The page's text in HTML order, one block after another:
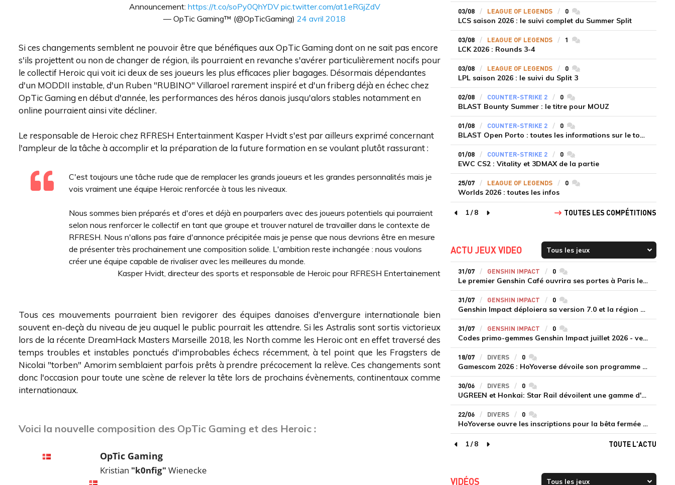
Announcement: https://t.co/soPy0QhYDV pic.twitter.com/at1eRGjZdV
— OpTic Gaming™ (@OpTicGaming)24 avril 2018
Si ces changements semblent ne pouvoir être que bénéfiques aux OpTic Gaming dont on ne sait pas encore
s'ils projettent ou non de changer de région, ils pourraient en revanche s'avérer particulièrement nocifs pour
le collectif Heroic qui voit ici deux de ses joueurs les plus efficaces plier bagages. Désormais dépendantes
d'un MODDII instable, d'un Ruben "RUBINO" Villaroel rarement inspiré et d'un friberg déjà en échec chez
OpTic Gaming en début d'année, les performances des héros danois jusqu'alors stables notamment en
online pourraient ainsi vite décliner.
Le responsable de Heroic chez RFRESH Entertainment Kasper Hvidt s'est par ailleurs exprimé concernant
l'ampleur de la tâche à accomplir et la préparation de la future formation en se voulant plutôt rassurant :
C'est toujours une tâche rude que de remplacer les grands joueurs et les grandes personnalités mais je
vois vraiment une équipe Heroic renforcée à tous les niveaux.
Nous sommes bien préparés et d'ores et déjà en pourparlers avec des joueurs potentiels qui pourraient
selon nous renforcer le collectif en tant que groupe et trouver naturel de travailler dans le contexte de
RFRESH. Nous n'allons pas faire d'annonce précipitée mais je pense que nous devrions être en mesure
de présenter très prochainement une composition solide. L'ambition reste inchangée : nous voulons
créer une équipe capable de rivaliser avec les meilleures du monde.
Kasper Hvidt, directeur des sports et responsable de Heroic pour RFRESH Entertainement
Tous ces mouvements pourraient bien revigorer des équipes danoises d'envergure internationale bien
souvent en-deçà du niveau de jeu auquel le public pourrait les attendre. Si les Astralis sont sortis victorieux
lors de la récente DreamHack Masters Marseille 2018, les North comme les Heroic ont en effet traversé des
temps troubles et instables ponctués d'improbables échecs récemment, à tel point que les Fragsters de
Nicolai "torben" Amorim semblaient parfois prêts à prendre précocement la relève. Ces changements sont
donc l'occasion pour toute une scène de relever la tête lors de prochains évènements, continentaux comme
internationaux.
Voici la nouvelle composition des OpTic Gaming et des Heroic :
OpTic Gaming
Kristian "k0nfig" Wienecke
03/08 LEAGUE OF LEGENDS 0commentaires
LCS saison 2026 : le suivi complet du Summer Split
03/08 LEAGUE OF LEGENDS 1 commentaires
LCK 2026 : Rounds 3-4
03/08 LEAGUE OF LEGENDS 0commentaires
LPL saison 2026 : le suivi du Split 3
02/08 COUNTER-STRIKE 2 0commentaires
BLAST Bounty Summer : le titre pour MOUZ
01/08 COUNTER-STRIKE 2 0commentaires
BLAST Open Porto : toutes les informations sur le tournoi
01/08 COUNTER-STRIKE 2 0commentaires
EWC CS2 : Vitality et 3DMAX de la partie
25/07 LEAGUE OF LEGENDS 0commentaires
Worlds 2026 : toutes les infos
page précédente
1/8
page suivante
TOUTES LES COMPÉTITIONS
ACTU JEUX VIDEO
31/07 GENSHIN IMPACT 0commentaires
Le premier Genshin Café ouvrira ses portes à Paris le 14 août
31/07 GENSHIN IMPACT 0commentaires
Genshin Impact déploiera sa version 7.0 et la région de Snezhnaya le 12 août
31/07 GENSHIN IMPACT 0commentaires
Codes primo-gemmes Genshin Impact juillet 2026 - version 7.0
18/07 DIVERS 0commentaires
Gamescom 2026 : HoYoverse dévoile son programme et présente deux nouveaux jeux inédits
30/06 DIVERS 0commentaires
UGREEN et Honkai: Star Rail dévoilent une gamme d'accessoires de recharge en édition limitée
22/06 DIVERS 0commentaires
HoYoverse ouvre les inscriptions pour la bêta fermée de Honkai : Nexus Anima
page précédente
1/8
page suivante
TOUTE L'ACTU
VIDÉOS